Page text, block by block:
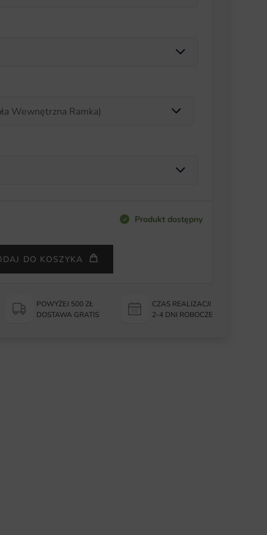
Produkt dostępny
DO KOSZYKA
POWYŻEJ 500 ZŁ
DOSTAWA GRATIS
CZAS REALIZACJI
2-4 DNI ROBOCZE